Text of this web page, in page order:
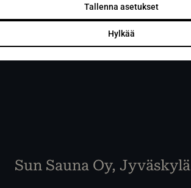
Hylkää
Tallenna asetukset
Sun Sauna Oy, Jyväskylä